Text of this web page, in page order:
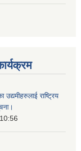
उद्यमीहरुलाई राष्‍ट्रिय